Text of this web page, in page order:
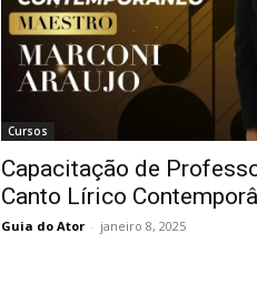
Cursos
Capacitação de
Canto Lírico
Guia do Ator - janeiro 8, 2025